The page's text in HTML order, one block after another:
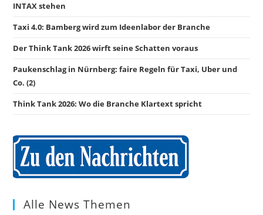
INTAX stehen
Taxi 4.0: Bamberg wird zum Ideenlabor der Branche
Der Think Tank 2026 wirft seine Schatten voraus
Paukenschlag in Nürnberg: faire Regeln für Taxi, Uber und
Co. (2)
Think Tank 2026: Wo die Branche Klartext spricht
Alle News Themen